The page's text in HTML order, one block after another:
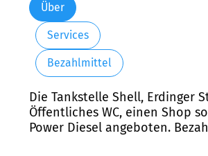
Über
Services
Bezahlmittel
Die Tankstelle Shell, Erdinger
Öffentliches WC, einen Shop
Power Diesel angeboten.